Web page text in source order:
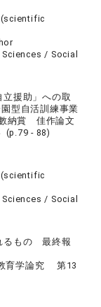
(scientific
/ Social
立援助」への取
型自活訓練事業
納賞 佳作論文
(p.79 - 88)
(scientific
/ Social
るもの 最終報
育学論究 第13